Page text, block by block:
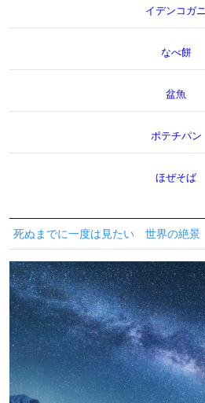
イデンコガニ
なべ餅
盆魚
ポテチパン
ほぜそば
死ぬまでに一度は見たい 世界の絶景